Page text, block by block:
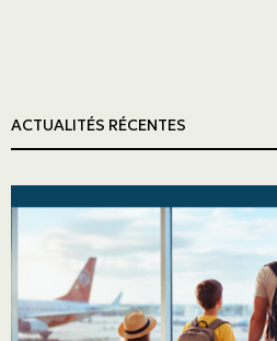
ACTUALITÉS RÉCENTES